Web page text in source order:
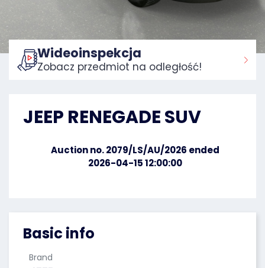
Home:
Basic info
Brand
Wideoinspekcja
Zobacz przedmiot na odległość!
JEEP RENEGADE SUV
Auction no. 2079/LS/AU/2026 ended
2026-04-15 12:00:00